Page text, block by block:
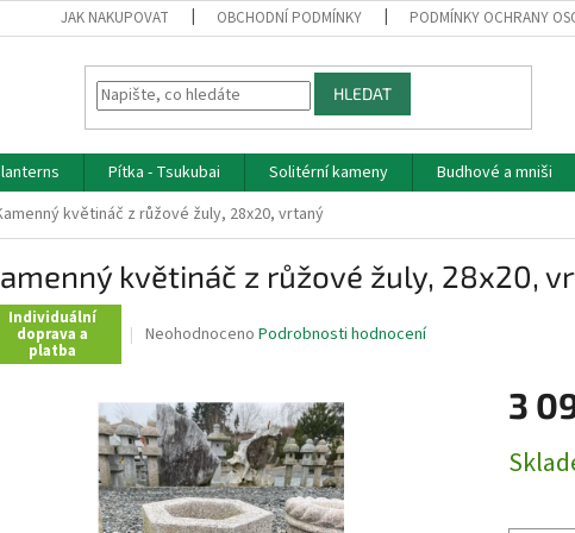
JAK NAKUPOVAT OBCHODNÍ PODMÍNKY PODMÍNKY OCHRANY
HLEDAT
Pítka - Tsukubai Solitérní kameny Budhové a mniši
květináč z růžové žuly, 28x20, vrtaný
květináč z růžové žuly, 28x20,
Individuální
doprava a
platba
Průměrné
je
0,0
z
5
hvězdiček.
Neohodnoceno Podrobnosti hodnocení
3
cena: